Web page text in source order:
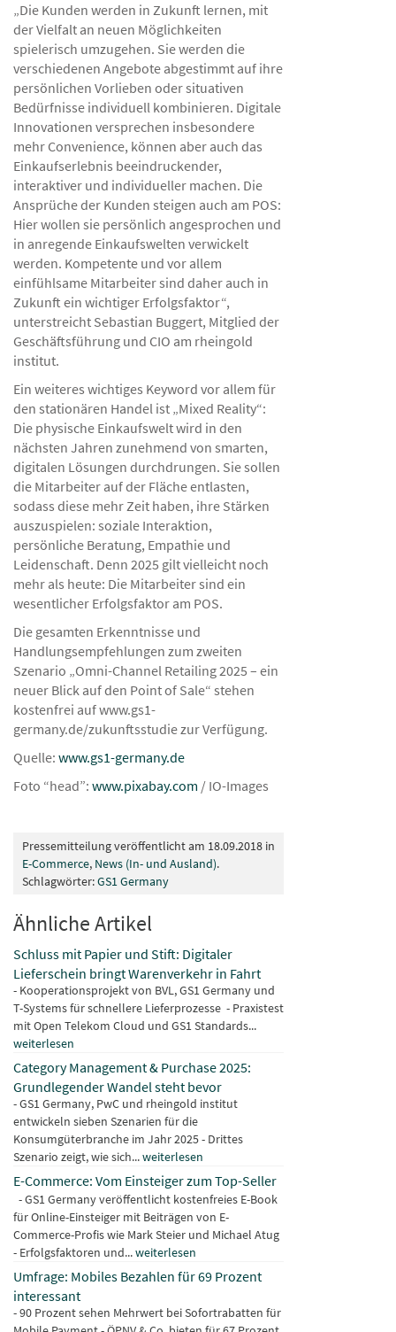
„Die Kunden werden in Zukunft lernen, mit
der Vielfalt an neuen Möglichkeiten
spielerisch umzugehen. Sie werden die
verschiedenen Angebote abgestimmt auf ihre
persönlichen Vorlieben oder situativen
Bedürfnisse individuell kombinieren. Digitale
Innovationen versprechen insbesondere
mehr Convenience, können aber auch das
Einkaufserlebnis beeindruckender,
interaktiver und individueller machen. Die
Ansprüche der Kunden steigen auch am POS:
Hier wollen sie persönlich angesprochen und
in anregende Einkaufswelten verwickelt
werden. Kompetente und vor allem
einfühlsame Mitarbeiter sind daher auch in
Zukunft ein wichtiger Erfolgsfaktor“,
unterstreicht Sebastian Buggert, Mitglied der
Geschäftsführung und CIO am rheingold
institut.
Ein weiteres wichtiges Keyword vor allem für
den stationären Handel ist „Mixed Reality“:
Die physische Einkaufswelt wird in den
nächsten Jahren zunehmend von smarten,
digitalen Lösungen durchdrungen. Sie sollen
die Mitarbeiter auf der Fläche entlasten,
sodass diese mehr Zeit haben, ihre Stärken
auszuspielen: soziale Interaktion,
persönliche Beratung, Empathie und
Leidenschaft. Denn 2025 gilt vielleicht noch
mehr als heute: Die Mitarbeiter sind ein
wesentlicher Erfolgsfaktor am POS.
Die gesamten Erkenntnisse und
Handlungsempfehlungen zum zweiten
Szenario „Omni-Channel Retailing 2025 – ein
neuer Blick auf den Point of Sale“ stehen
kostenfrei auf www.gs1-
germany.de/zukunftsstudie zur Verfügung.
Quelle: www.gs1-germany.de
Foto “head”: www.pixabay.com / IO-Images
Pressemitteilung veröffentlicht am 18.09.2018 in
E-Commerce, News (In- und Ausland).
Schlagwörter:GS1 Germany
Ähnliche Artikel
Schluss mit Papier und Stift: Digitaler
Lieferschein bringt Warenverkehr in Fahrt
- Kooperationsprojekt von BVL, GS1 Germany und
T-Systems für schnellere Lieferprozesse - Praxistest
mit Open Telekom Cloud und GS1 Standards...
weiterlesen
Category Management & Purchase 2025:
Grundlegender Wandel steht bevor
- GS1 Germany, PwC und rheingold institut
entwickeln sieben Szenarien für die
Konsumgüterbranche im Jahr 2025 - Drittes
Szenario zeigt, wie sich...weiterlesen
E-Commerce: Vom Einsteiger zum Top-Seller
- GS1 Germany veröffentlicht kostenfreies E-Book
für Online-Einsteiger mit Beiträgen von E-
Commerce-Profis wie Mark Steier und Michael Atug
- Erfolgsfaktoren und...weiterlesen
Umfrage: Mobiles Bezahlen für 69 Prozent
interessant
- 90 Prozent sehen Mehrwert bei Sofortrabatten für